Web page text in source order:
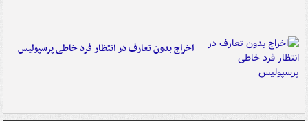
اخراج بدون تعارف در انتظار فرد خاطی پرسپولیس